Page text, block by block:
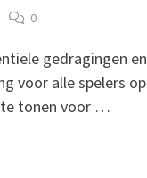
0
gedragingen en
voor alle spelers op
te tonen voor …